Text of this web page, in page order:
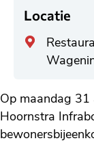
Locatie
Algemeen
adres
Op maandag
Hoornstra